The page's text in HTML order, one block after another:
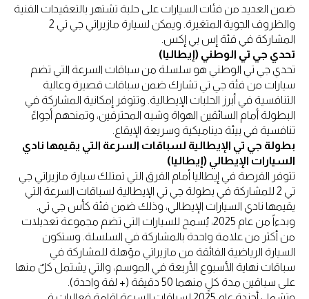
ضمن العديد من فئات السيارات على حلبة تشتهر بالتعقيدات الفنية
والظروف الجوية المتغيرة. ويمكن لسيارة مازيراتي جي تي 2
المشاركة في فئة إس بي إكس.
تحدي جي تي الوطني (إيطاليا)
تحدي جي تي الوطني هو سلسلة من سباقات السرعة التي تضم
سيارات من فئة جي تي تشارك ضمن سباقات قصيرة وعالية
التنافسية في أبرز الحلبات الإيطالية. وتتوفر إمكانية المشاركة في
البطولة أمام السائقين الهواة وشبه المحترفين، وتمنحهم أجواءً
تنافسية في بيئة ديناميكية وسريعة الإيقاع.
بطولة جي تي الإيطالية لسباقات السرعة التي يقيمها نادي
السيارات الإيطالي (إيطاليا)
تتوفر الفرصة في إيطاليا أمام الفرق التي تمتلك سيارة مازيراتي جي
تي 2 للمشاركة في بطولة جي تي الإيطالية لسباقات السرعة التي
يقيمها نادي السيارات الإيطالي، وذلك ضمن فئة كأس جي تي.
وبدءاً من عام 2025، يُسمح للسيارات التي تضم مجموعة تعديلات
من أكثر من علامة واحدة بالمشاركة في السلسلة. وستكون
السيارة الرياضية الفائقة من مازيراتي مؤهلة للمشاركة في
سباقات نهاية الأسبوع الأربعة في الموسم، والتي يشتمل كلٌ منها
على سباقين مدة كلٍ منهما 50 دقيقة (+ لفة واحدة).